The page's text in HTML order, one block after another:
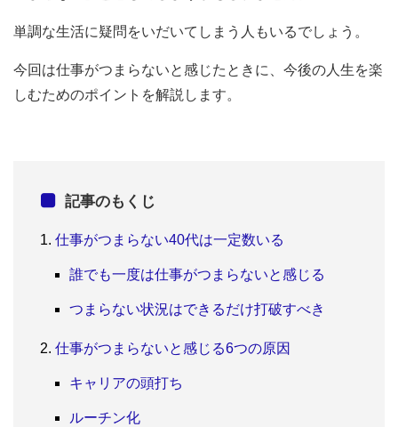
単調な生活に疑問をいだいてしまう人もいるでしょう。
今回は仕事がつまらないと感じたときに、今後の人生を楽
しむためのポイントを解説します。
記事のもくじ
仕事がつまらない40代は一定数いる
誰でも一度は仕事がつまらないと感じる
つまらない状況はできるだけ打破すべき
仕事がつまらないと感じる6つの原因
キャリアの頭打ち
ルーチン化